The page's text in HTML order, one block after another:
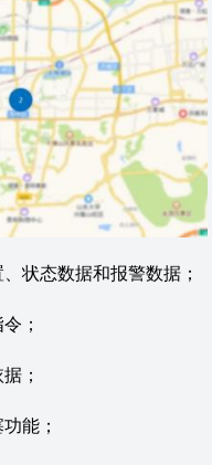
状态数据和报警数据；
；
；
能；